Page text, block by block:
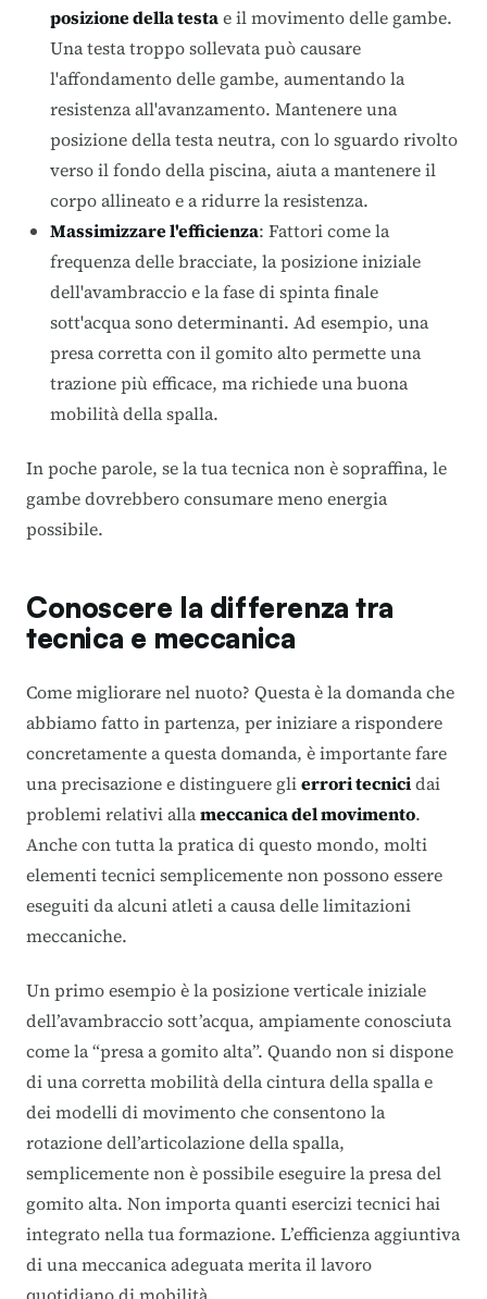
posizione della testae il movimento delle gambe.
Una testa troppo sollevata può causare
l'affondamento delle gambe, aumentando la
resistenza all'avanzamento. Mantenere una
posizione della testa neutra, con lo sguardo rivolto
verso il fondo della piscina, aiuta a mantenere il
corpo allineato e a ridurre la resistenza.
Massimizzare l'efficienza: Fattori come la
frequenza delle bracciate, la posizione iniziale
dell'avambraccio e la fase di spinta finale
sott'acqua sono determinanti. Ad esempio, una
presa corretta con il gomito alto permette una
trazione più efficace, ma richiede una buona
mobilità della spalla.
In poche parole, se la tua tecnica non è sopraffina, le
gambe dovrebbero consumare meno energia
possibile.
Conoscere la differenza tra
tecnica e meccanica
Come migliorare nel nuoto? Questa è la domanda che
abbiamo fatto in partenza, per iniziare a rispondere
concretamente a questa domanda, è importante fare
una precisazione e distinguere glierroritecnicidai
problemi relativi allameccanica del movimento.
Anche con tutta la pratica di questo mondo, molti
elementi tecnici semplicemente non possono essere
eseguiti da alcuni atleti a causa delle limitazioni
meccaniche.
Un primo esempio è la posizione verticale iniziale
dell’avambraccio sott’acqua, ampiamente conosciuta
come la “presa a gomito alta”. Quando non si dispone
di una corretta mobilità della cintura della spalla e
dei modelli di movimento che consentono la
rotazione dell’articolazione della spalla,
semplicemente non è possibile eseguire la presa del
gomito alta. Non importa quanti esercizi tecnici hai
integrato nella tua formazione. L’efficienza aggiuntiva
di una meccanica adeguata merita il lavoro